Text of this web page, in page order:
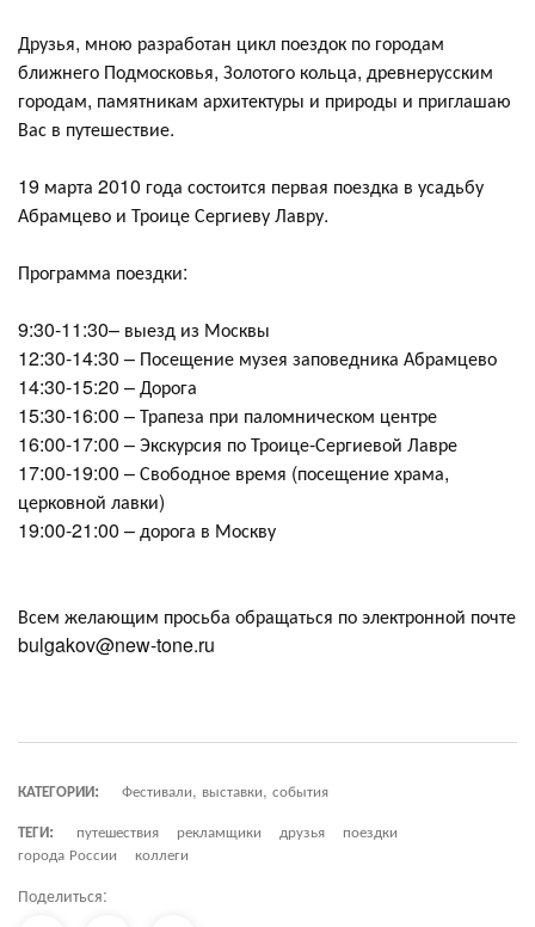
Друзья, мною разработан цикл поездок по городам
ближнего Подмосковья, Золотого кольца, древнерусским
городам, памятникам архитектуры и природы и приглашаю
Вас в путешествие.
19 марта 2010 года состоится первая поездка в усадьбу
Абрамцево и Троице Сергиеву Лавру.
Программа поездки:
9:30-11:30– выезд из Москвы
12:30-14:30 – Посещение музея заповедника Абрамцево
14:30-15:20 – Дорога
15:30-16:00 – Трапеза при паломническом центре
16:00-17:00 – Экскурсия по Троице-Сергиевой Лавре
17:00-19:00 – Свободное время (посещение храма,
церковной лавки)
19:00-21:00 – дорога в Москву
Всем желающим просьба обращаться по электронной почте
bulgakov@new-tone.ru
КАТЕГОРИИ:
Фестивали, выставки, события
ТЕГИ:
путешествия рекламщики друзья
поездки
города России
коллеги
Поделиться: